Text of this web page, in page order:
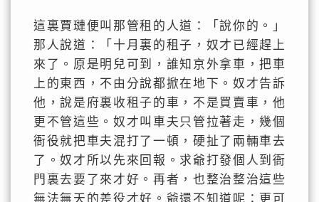
這裏賈璉便叫那管租的人道：「說你的。」
那人說道：「十月裏的租子，奴才已經趕上
來了。原是明兒可到，誰知京外拿車，把車
上的東西，不由分說都掀在地下。奴才告訴
他，說是府裏收租子的車，不是買賣車，他
更不管這些。奴才叫車夫只管拉著走，幾個
衙役就把車夫混打了一頓，硬扯了兩輛車去
了。奴才所以先來回報。求爺打發個人到衙
門裏去要了來才好。再者，也整治整治這些
無法無天的差役才好。爺還不知道呢：更可